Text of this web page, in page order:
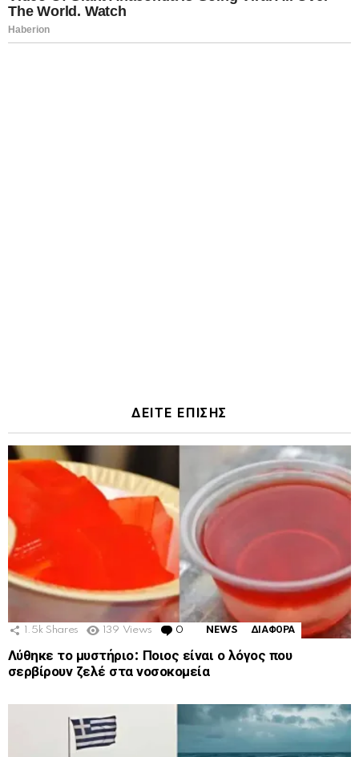
ΔΕΙΤΕ ΕΠΙΣΗΣ
1.5k Shares 139 Views 0 Comments
NEWS ΔΙΑΦΟΡΑ
Λύθηκε το μυστήριο: Ποιος είναι ο λόγος που
σερβίρουν ζελέ στα νοσοκομεία